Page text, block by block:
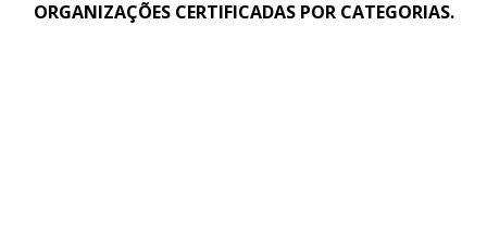
ORGANIZAÇÕES CERTIFICADAS POR CATEGORIAS.